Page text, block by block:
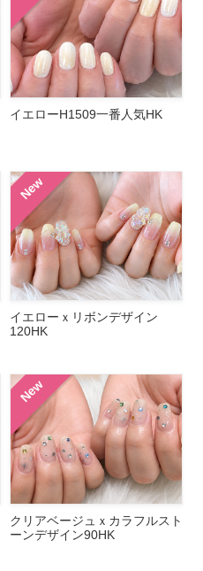
イエローH1509一番人気HK
New
イエローｘリボンデザイン
120HK
New
クリアベージュｘカラフルスト
ーンデザイン90HK